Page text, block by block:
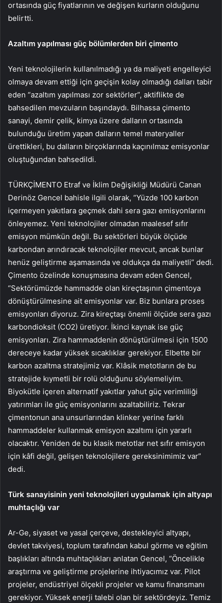
ortasında güç fiyatlarının ve değişen kurların olduğunu
belirtti.
Azaltım yapılması güç bölümlerden biri çimento
Yeni teknolojilerin kullanılmadığı ya da maliyeti engelleyici
olmaya devam ettiği için geçişin kolay olmadığı dalları tabir
eden “azaltım yapılması zor sektörler”, aktiflikte de
bahsedilen mevzuların başındaydı. Bilhassa çimento
sanayi, demir çelik, kimya üzere dalların ortasında
bulunduğu üretim yapan dalların temel materyaller
ürettikleri, bu dalların birçoklarında kaçınılmaz emisyonlar
oluştuğundan bahsedildi.
TÜRKÇİMENTO Etraf ve İklim Değişikliği Müdürü Canan
Derinöz Gencel bahisle ilgili olarak, “Yüzde 100 karbon
içermeyen yakıtlara geçmek dahi sera gazı emisyonlarını
önleyemez. Yeni teknolojiler olmadan maalesef sıfır
emisyon mümkün değil. Bu sektörleri büyük ölçüde
karbondan arındıracak teknolojiler mevcut, ancak bunlar
henüz geliştirme aşamasında ve oldukça da maliyetli” dedi.
Çimento özelinde konuşmasına devam eden Gencel,
“Sektörümüzde hammadde olan kireçtaşının çimentoya
dönüştürülmesine ait emisyonlar var. Biz bunlara proses
emisyonları diyoruz. Zira kireçtaşı önemli ölçüde sera gazı
karbondioksit (CO2) üretiyor. İkinci kaynak ise güç
emisyonları. Zira hammaddenin dönüştürülmesi için 1500
dereceye kadar yüksek sıcaklıklar gerekiyor. Elbette bir
karbon azaltma stratejimiz var. Klâsik metotların de bu
stratejide kıymetli bir rolü olduğunu söylemeliyim.
Biyokütle içeren alternatif yakıtlar yahut güç verimliliği
yatırımları ile güç emisyonlarını azaltabiliriz. Tekrar
çimentonun ana unsurlarından klinker yerine farklı
hammaddeler kullanmak emisyon azaltımı için yararlı
olacaktır. Yeniden de bu klasik metotlar net sıfır emisyon
için kâfi değil, gelişen teknolojilere gereksinimimiz var”
dedi.
Türk sanayisinin yeni teknolojileri uygulamak için altyapı
muhtaçlığı var
Ar-Ge, siyaset ve yasal çerçeve, destekleyici altyapı,
devlet takviyesi, toplum tarafından kabul görme ve eğitim
başlıkları altında muhtaçlıkları anlatan Gencel, “Öncelikle
araştırma ve geliştirme projelerine ihtiyacımız var. Pilot
projeler, endüstriyel ölçekli projeler ve kamu finansmanı
gerekiyor. Yüksek enerji talebi olan bir sektördeyiz. Temiz